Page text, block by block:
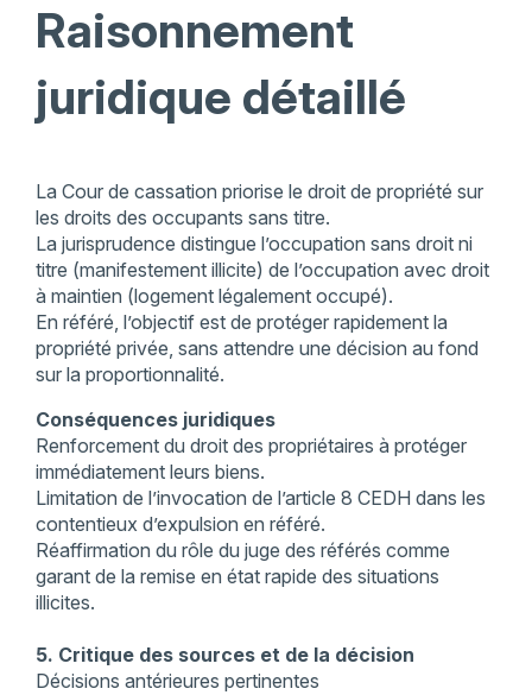
Raisonnement
juridique détaillé
La Cour de cassation priorise le droit de propriété sur
les droits des occupants sans titre.
La jurisprudence distingue l’occupation sans droit ni
titre (manifestement illicite) de l’occupation avec droit
à maintien (logement légalement occupé).
En référé, l’objectif est de protéger rapidement la
propriété privée, sans attendre une décision au fond
sur la proportionnalité.
Conséquences juridiques
Renforcement du droit des propriétaires à protéger
immédiatement leurs biens.
Limitation de l’invocation de l’article 8 CEDH dans les
contentieux d’expulsion en référé.
Réaffirmation du rôle du juge des référés comme
garant de la remise en état rapide des situations
illicites.
5. Critique des sources et de la décision
Décisions antérieures pertinentes